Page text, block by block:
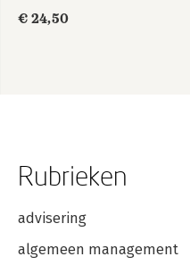
€ 24,50
Rubrieken
advisering
algemeen management